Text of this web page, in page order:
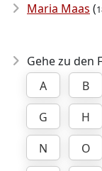
Maria Maas (
Gehe zu den
A
B
G
H
N
O